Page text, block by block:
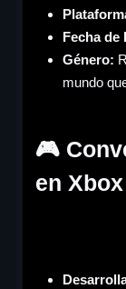
Fecha de
Género:
mundo
🎮
en Xbox